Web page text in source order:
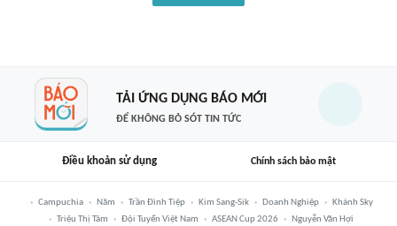
TẢI ỨNG DỤNG BÁO MỚI
ĐỂ KHÔNG BỎ SÓT TIN TỨC
Điều khoản sử dụng Chính sách bảo mật
Campuchia Năm Trần Đình Tiệp Kim Sang-Sik Doanh Nghiệp
Khánh Sky
Triệu Thị Tâm
Đội Tuyển Việt Nam ASEAN Cup 2026
Nguyễn Văn Hợi